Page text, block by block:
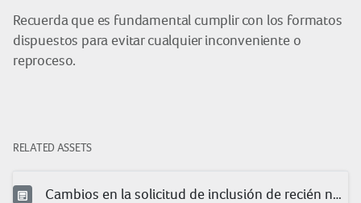
Recuerda que es fundamental cumplir con los formatos
dispuestos para evitar cualquier inconveniente o
reproceso.
RELATED ASSETS
Cambios en la solicitud de inclusión de recién nacidos